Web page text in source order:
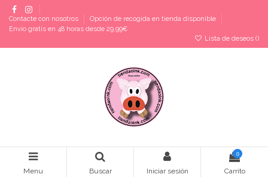
Contacte con nosotros
Opción de recogida en tienda disponible
Envío gratis en 48 horas desde 29,99€
Lista de deseos ()
Menu Buscar Iniciar sesión
0
Carrito